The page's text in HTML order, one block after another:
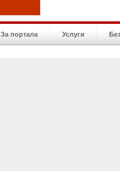
За портала Услуги